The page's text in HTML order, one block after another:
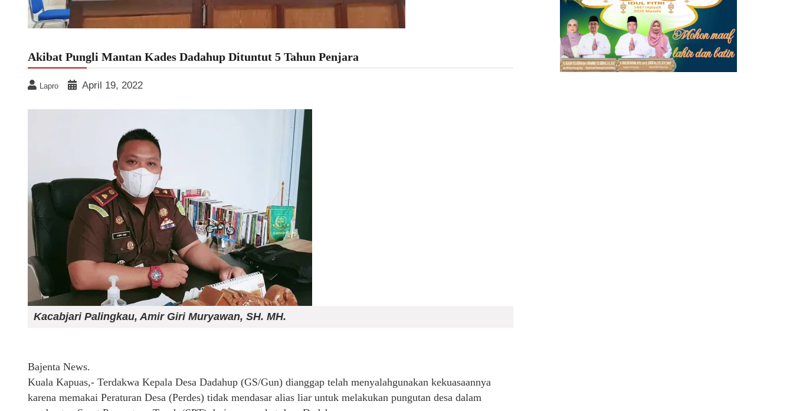
Akibat Pungli Mantan Kades Dadahup Dituntut 5 Tahun Penjara
Lapro April 19, 2022
Kacabjari Palingkau, Amir Giri Muryawan, SH. MH.
Bajenta News.
Kuala Kapuas,- Terdakwa Kepala Desa Dadahup (GS/Gun) dianggap telah menyalahgunakan kekuasaannya
karena memakai Peraturan Desa (Perdes) tidak mendasar alias liar untuk melakukan pungutan desa dalam